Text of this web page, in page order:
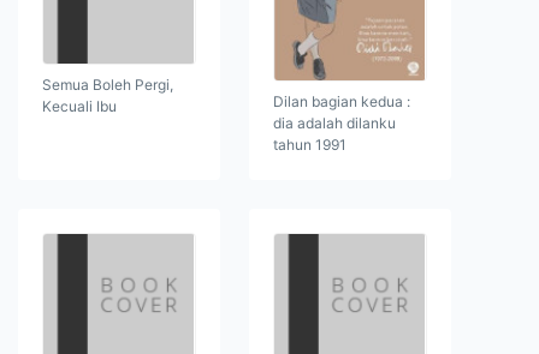
Semua Boleh Pergi,
Kecuali Ibu
Dilan bagian kedua :
dia adalah dilanku
tahun 1991